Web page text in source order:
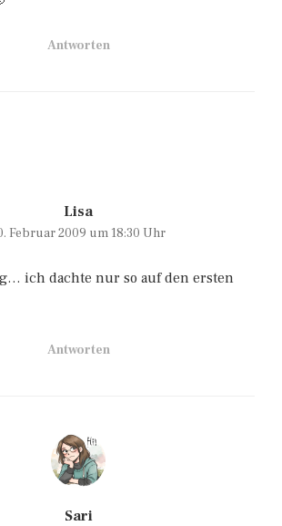
Antworten
Lisa
Februar 2009 um 18:30 Uhr
ich dachte nur so auf den ersten
Antworten
Sari